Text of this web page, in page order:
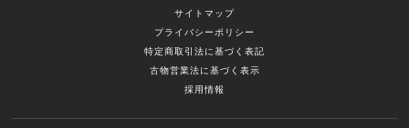
サイトマップ
プライバシーポリシー
特定商取引法に基づく表記
古物営業法に基づく表示
採用情報